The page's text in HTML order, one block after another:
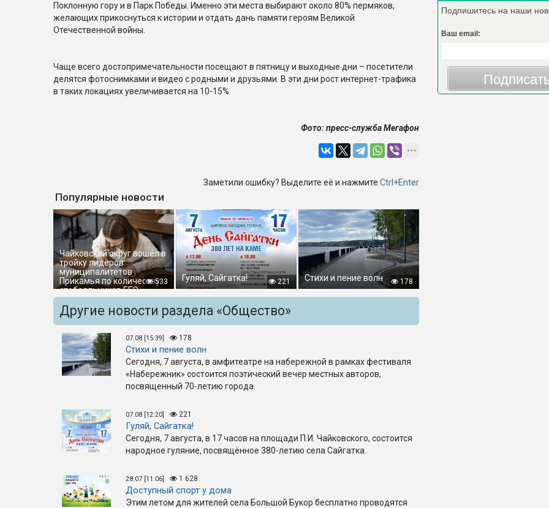
Поклонную гору и в Парк Победы. Именно эти места выбирают около 80% пермяков,
желающих прикоснуться к истории и отдать дань памяти героям Великой
Отечественной войны.
Чаще всего достопримечательности посещают в пятницу и выходные дни – посетители
делятся фотоснимками и видео с родными и друзьями. В эти дни рост интернет-трафика
в таких локациях увеличивается на 10-15%.
Фото: пресс-служба Мегафон
Заметили ошибку? Выделите её и нажмите Ctrl+Enter
Популярные новости
Чайковский округ вошёл в
тройку лидеров
муниципалитетов
Прикамья по количеству
стобалльников ЕГЭ
533 Гуляй, Сайгатка! 221 Стихи и пение волн 178
Другие новости раздела «Общество»
07.08 [15:39] 178
Стихи и пение волн
Сегодня, 7 августа, в амфитеатре на набережной в рамках фестиваля
«Набережник» состоится поэтический вечер местных авторов,
посвященный 70-летию города.
07.08 [12:20] 221
Гуляй, Сайгатка!
Сегодня, 7 августа, в 17 часов на площади П.И. Чайковского, состоится
народное гуляние, посвящённое 380-летию села Сайгатка.
28.07 [11:06] 1 628
Доступный спорт у дома
Этим летом для жителей села Большой Букор бесплатно проводятся
Подпишитесь на наши
Ваш email: